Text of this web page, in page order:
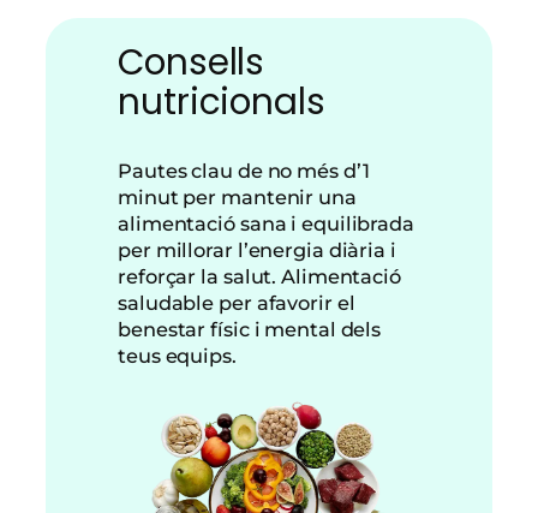
Consells
nutricionals
Pautes clau de no més d’1
minut per mantenir una
alimentació sana i equilibrada
per millorar l’energia diària i
reforçar la salut. Alimentació
saludable per afavorir el
benestar físic i mental dels
teus equips.